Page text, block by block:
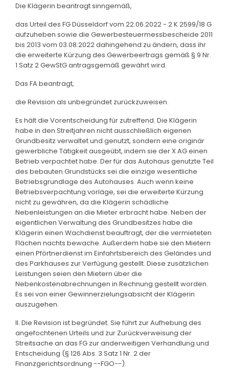
Die Klägerin beantragt sinngemäß,
das Urteil des FG Düsseldorf vom 22.06.2022 - 2 K 2599/18 G
aufzuheben sowie die Gewerbesteuermessbescheide 2011
bis 2013 vom 03.08.2022 dahingehend zu ändern, dass ihr
die erweiterte Kürzung des Gewerbeertrags gemäß § 9 Nr.
1 Satz 2 GewStG antragsgemäß gewährt wird.
Das FA beantragt,
die Revision als unbegründet zurückzuweisen.
Es hält die Vorentscheidung für zutreffend. Die Klägerin
habe in den Streitjahren nicht ausschließlich eigenen
Grundbesitz verwaltet und genutzt, sondern eine originär
gewerbliche Tätigkeit ausgeübt, indem sie der X AG einen
Betrieb verpachtet habe. Der für das Autohaus genutzte Teil
des bebauten Grundstücks sei die einzige wesentliche
Betriebsgrundlage des Autohauses. Auch wenn keine
Betriebsverpachtung vorläge, sei die erweiterte Kürzung
nicht zu gewähren, da die Klägerin schädliche
Nebenleistungen an die Mieter erbracht habe. Neben der
eigentlichen Verwaltung des Grundbesitzes habe die
Klägerin einen Wachdienst beauftragt, der die vermieteten
Flächen nachts bewache. Außerdem habe sie den Mietern
einen Pförtnerdienst im Einfahrtsbereich des Geländes und
des Parkhauses zur Verfügung gestellt. Diese zusätzlichen
Leistungen seien den Mietern über die
Nebenkostenabrechnungen in Rechnung gestellt worden.
Es sei von einer Gewinnerzielungsabsicht der Klägerin
auszugehen.
II. Die Revision ist begründet. Sie führt zur Aufhebung des
angefochtenen Urteils und zur Zurückverweisung der
Streitsache an das FG zur anderweitigen Verhandlung und
Entscheidung (§ 126 Abs. 3 Satz 1 Nr. 2 der
Finanzgerichtsordnung --FGO--).